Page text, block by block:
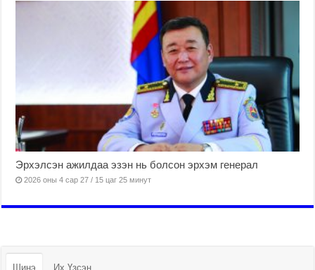
Эрхэлсэн ажилдаа эзэн нь болсон эрхэм генерал
2026 оны 4 сар 27 / 15 цаг 25 минут
Шинэ Их Үзсэн